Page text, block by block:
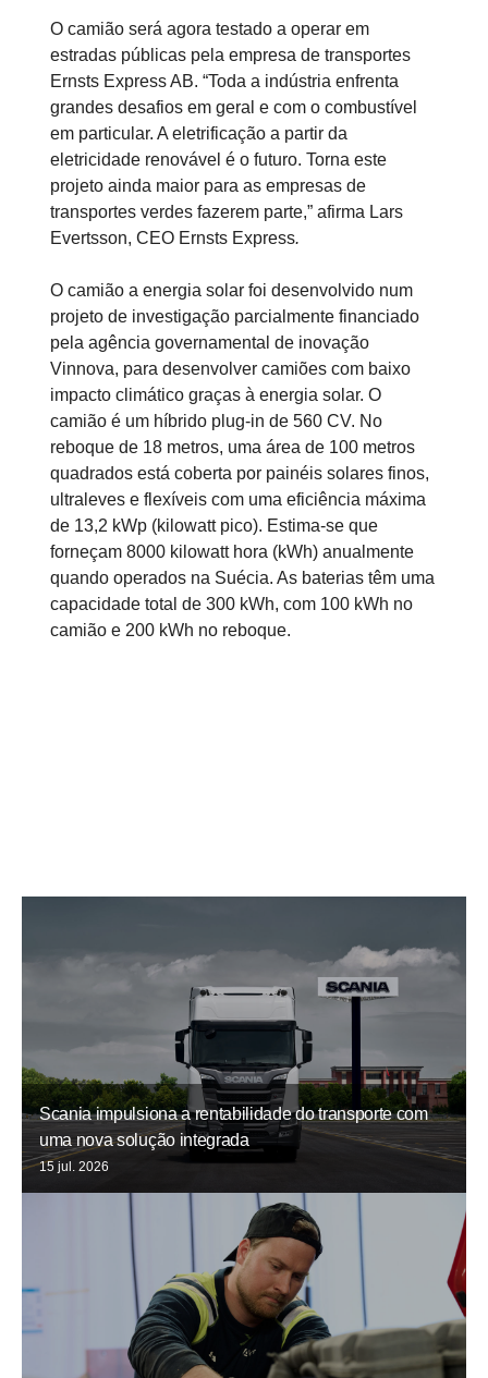
O camião será agora testado a operar em
estradas públicas pela empresa de transportes
Ernsts Express AB. “Toda a indústria enfrenta
grandes desafios em geral e com o combustível
em particular. A eletrificação a partir da
eletricidade renovável é o futuro. Torna este
projeto ainda maior para as empresas de
transportes verdes fazerem parte,” afirma Lars
Evertsson, CEO Ernsts Express.
O camião a energia solar foi desenvolvido num
projeto de investigação parcialmente financiado
pela agência governamental de inovação
Vinnova, para desenvolver camiões com baixo
impacto climático graças à energia solar. O
camião é um híbrido plug-in de 560 CV. No
reboque de 18 metros, uma área de 100 metros
quadrados está coberta por painéis solares finos,
ultraleves e flexíveis com uma eficiência máxima
de 13,2 kWp (kilowatt pico). Estima-se que
forneçam 8000 kilowatt hora (kWh) anualmente
quando operados na Suécia. As baterias têm uma
capacidade total de 300 kWh, com 100 kWh no
camião e 200 kWh no reboque.
Scania impulsiona a rentabilidade do transporte com
uma nova solução integrada
15 jul. 2026